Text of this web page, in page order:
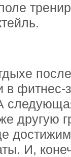
в фитнес-
другую
И,